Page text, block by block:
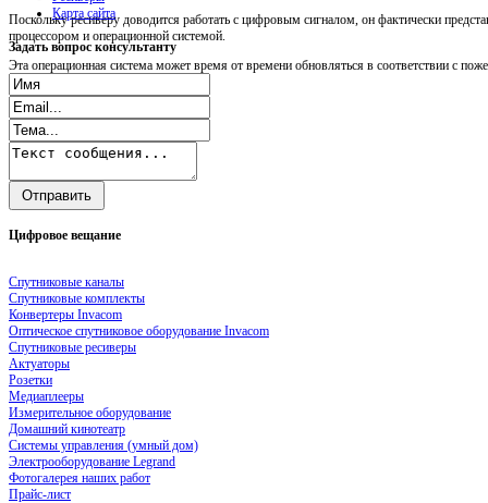
Поскольку ресиверу доводится работать с цифровым сигналом, он фактически
процессором и операционной системой.
Эта операционная система может время от времени обновляться в соответствии с
Карта сайта
Задать вопрос консультанту
Цифровое вещание
Спутниковые каналы
Спутниковые комплекты
Конвертеры Invacom
Оптическое спутниковое оборудование Invacom
Спутниковые ресиверы
Актуаторы
Розетки
Медиаплееры
Измерительное оборудование
Домашний кинотеатр
Системы управления (умный дом)
Электрооборудование Legrand
Фотогалерея наших работ
Прайс-лист